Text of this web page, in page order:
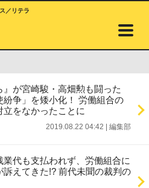
／リテラ
が宮崎駿・高畑勲も闘った
紛争」を矮小化！ 労働組合の
をなかったことに
2019.08.22 04:42 編集部
代も支払われず、労働組合に
訴えてきた!? 前代未聞の裁判の